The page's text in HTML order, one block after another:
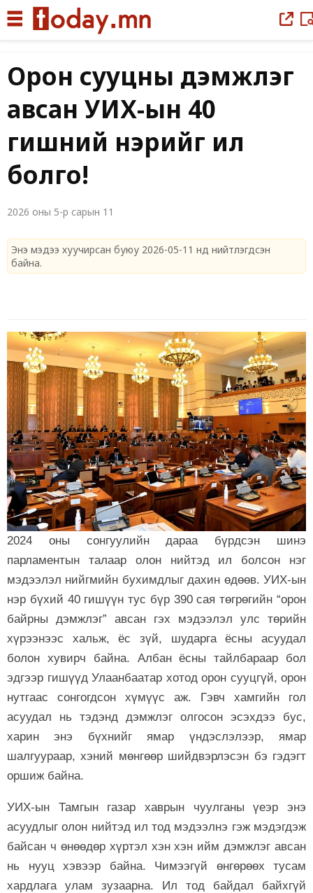
Орон сууцны дэмжлэг
авсан УИХ-ын 40
гишүүний нэрийг ил
болго!
2026 оны 5-р сарын 11
Энэ мэдээ хуучирсан буюу 2026-05-11 нд нийтлэгдсэн
байна.
2024 оны сонгуулийн дараа бүрдсэн шинэ
парламентын талаар олон нийтэд ил болсон нэг
мэдээлэл нийгмийн бухимдлыг дахин өдөөв. УИХ-ын
нэр бүхий 40 гишүүн тус бүр 390 сая төгрөгийн “орон
байрны дэмжлэг” авсан гэх мэдээлэл улс төрийн
хүрээнээс хальж, ёс зүй, шударга ёсны асуудал
болон хувирч байна. Албан ёсны тайлбараар бол
эдгээр гишүүд Улаанбаатар хотод орон сууцгүй, орон
нутгаас сонгогдсон хүмүүс аж. Гэвч хамгийн гол
асуудал нь тэдэнд дэмжлэг олгосон эсэхдээ бус,
харин энэ бүхнийг ямар үндэслэлээр, ямар
шалгуураар, хэний мөнгөөр шийдвэрлэсэн бэ гэдэгт
оршиж байна.
УИХ-ын Тамгын газар хаврын чуулганы үеэр энэ
асуудлыг олон нийтэд ил тод мэдээлнэ гэж мэдэгдэж
байсан ч өнөөдөр хүртэл хэн хэн ийм дэмжлэг авсан
нь нууц хэвээр байна. Чимээгүй өнгөрөөх тусам
хардлага улам зузаарна. Ил тод байдал байхгүй